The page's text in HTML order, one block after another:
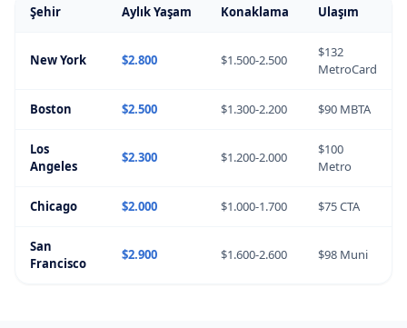
Şehir Aylık Yaşam Konaklama Ulaşım
New York $2.800 $1.500-2.500
$132
MetroCard
Boston $2.500 $1.300-2.200 $90 MBTA
Los
Angeles
$2.300 $1.200-2.000
$100
Metro
Chicago $2.000 $1.000-1.700 $75 CTA
San
Francisco
$2.900 $1.600-2.600 $98 Muni